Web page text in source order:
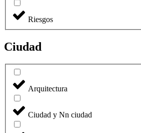
Riesgos
Ciudad
Arquitectura
Ciudad y Nn ciudad